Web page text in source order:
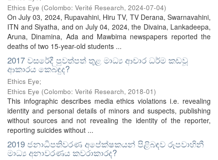
Ethics Eye (Colombo: Verité Research, 2024-07-04)
On July 03, 2024, Rupavahini, Hiru TV, TV Derana, Swarnavahini,
ITN and Siyatha, and on July 04, 2024, the Divaina, Lankadeepa,
Aruna, Dinamina, Ada and Mawbima newspapers reported the
deaths of two 15-year-old students ...
2017 වසරේදී පුවත්පත් තුළ මාධ්‍ය ආචාර ධර්ම කඩවූ
ආකාරය කෙබඳුද?
Ethics Eye;
Ethics Eye (Colombo: Verité Research, 2018-01)
This infographic describes media ethics violations i.e. revealing
identity and personal details of minors and suspects, publishing
without sources and not revealing the identity of the reporter,
reporting suicides without ...
2019 ජනාධිපතිවරණ අපේක්ෂකයන් පිළිබඳව රූපවාහිනී
මාධ්‍ය අනාවරණය කවරාකාරද?